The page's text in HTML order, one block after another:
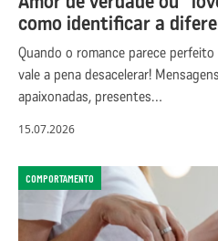
como identificar a
Quando o romance parece
vale a pena desacelerar!
apaixonadas, presentes…
15.07.2026
COMPORTAMENTO